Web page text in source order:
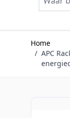
Home
/ APC